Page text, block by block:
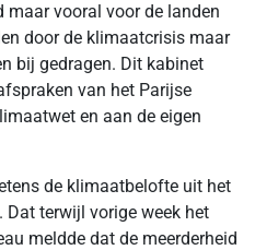
maar vooral voor de landen
door de klimaatcrisis maar
bij gedragen. Dit kabinet
van het Parijse
en aan de eigen
de klimaatbelofte uit het
terwijl vorige week het
meldde dat de meerderheid